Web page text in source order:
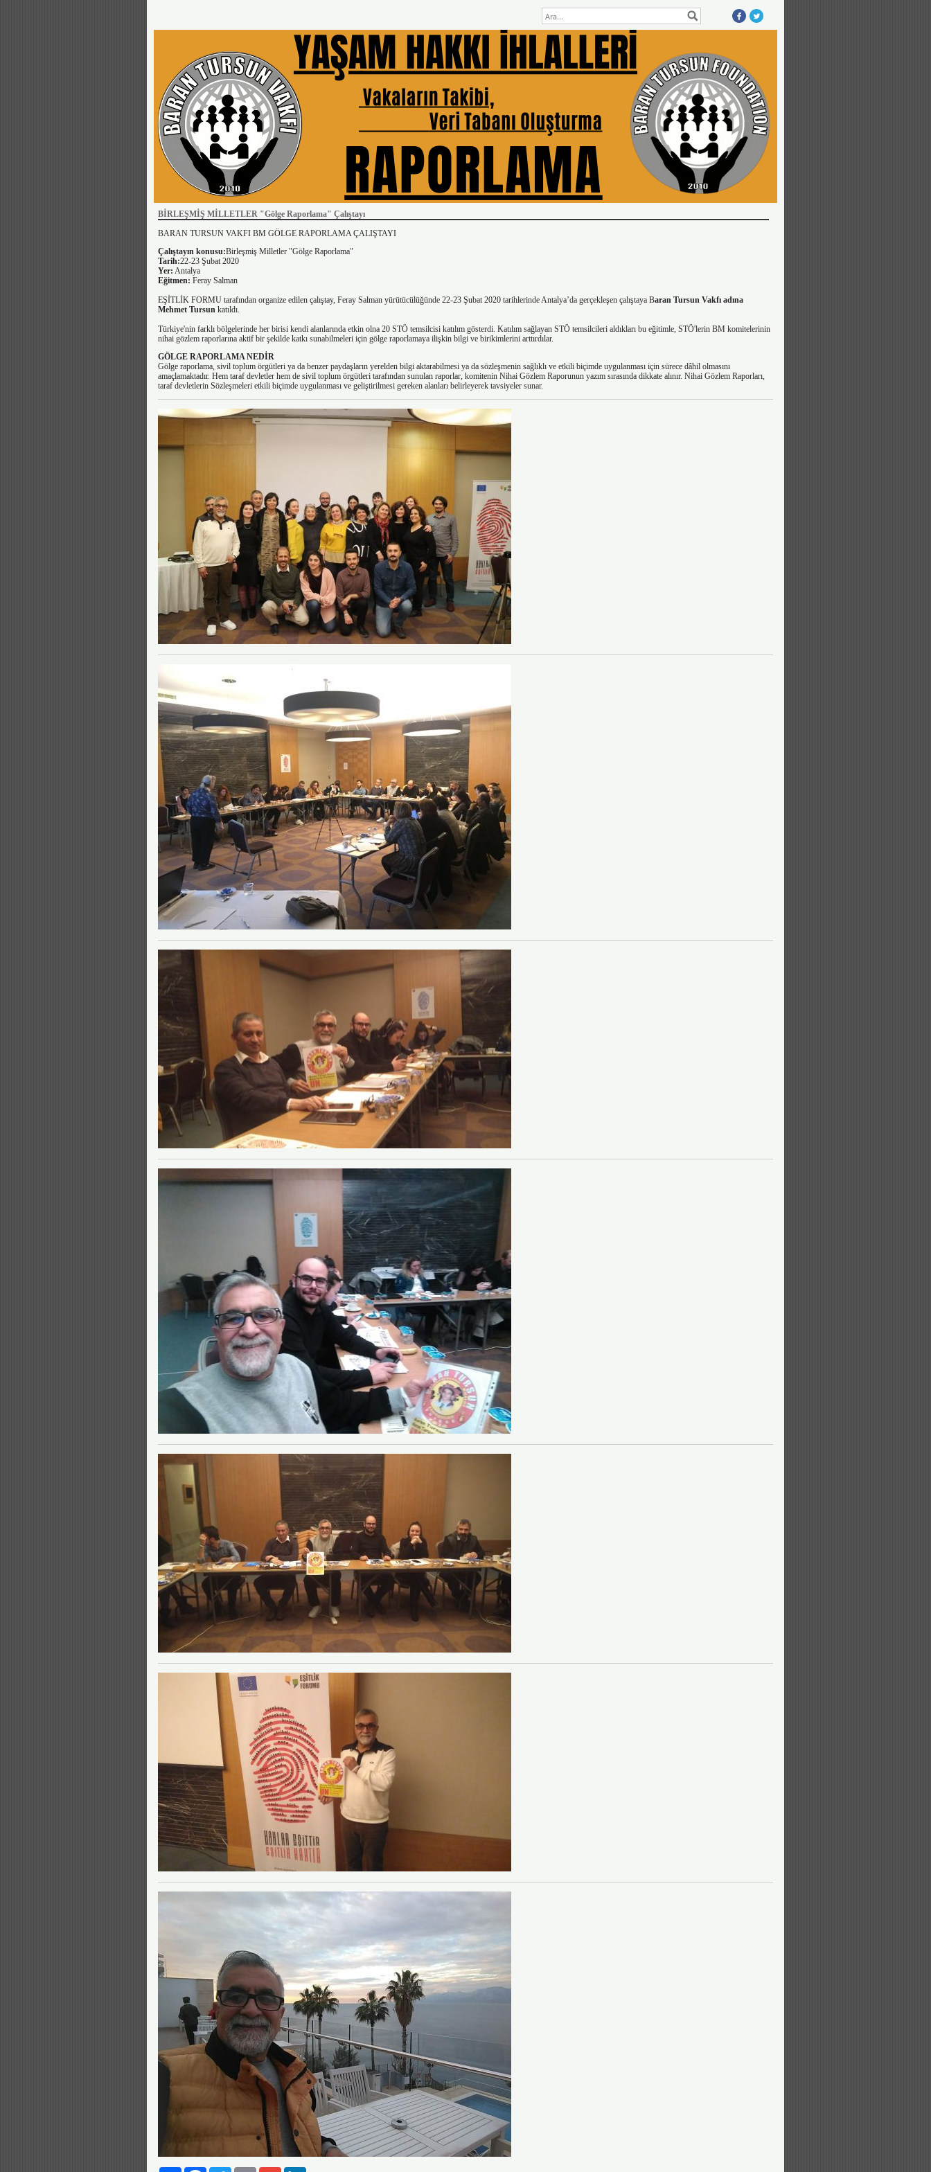
BİRLEŞMİŞ MİLLETLER "Gölge Raporlama" Çalıştayı
BARAN TURSUN VAKFI BM GÖLGE RAPORLAMA ÇALIŞTAYI
Çalıştayın konusu:Birleşmiş Milletler "Gölge Raporlama"
Tarih:22-23 Şubat 2020
Yer: Antalya
Eğitmen: Feray Salman
EŞİTLİK FORMU tarafından organize edilen çalıştay, Feray Salman yürütücülüğünde 22-23 Şubat 2020 tarihlerinde Antalya’da gerçekleşen çalıştaya Baran Tursun Vakfı adına
Mehmet Tursun katıldı.
Türkiye'nin farklı bölgelerinde her birisi kendi alanlarında etkin olna 20 STÖ temsilcisi katılım gösterdi. Katılım sağlayan STÖ temsilcileri aldıkları bu eğitimle, STÖ'lerin BM komitelerinin
nihai gözlem raporlarına aktif bir şekilde katkı sunabilmeleri için gölge raporlamaya ilişkin bilgi ve birikimlerini arttırdılar.
GÖLGE RAPORLAMA NEDİR
Gölge raporlama, sivil toplum örgütleri ya da benzer paydaşların yerelden bilgi aktarabilmesi ya da sözleşmenin sağlıklı ve etkili biçimde uygulanması için sürece dâhil olmasını
amaçlamaktadır. Hem taraf devletler hem de sivil toplum örgütleri tarafından sunulan raporlar, komitenin Nihai Gözlem Raporunun yazım sırasında dikkate alınır. Nihai Gözlem Raporları,
taraf devletlerin Sözleşmeleri etkili biçimde uygulanması ve geliştirilmesi gereken alanları belirleyerek tavsiyeler sunar.